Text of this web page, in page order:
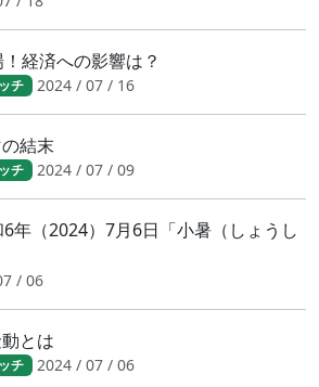
経済への影響は？
チ 2024 / 07 / 16
結末
チ 2024 / 07 / 09
（2024）7月6日「小暑（しょうし
/ 06
とは
チ 2024 / 07 / 06